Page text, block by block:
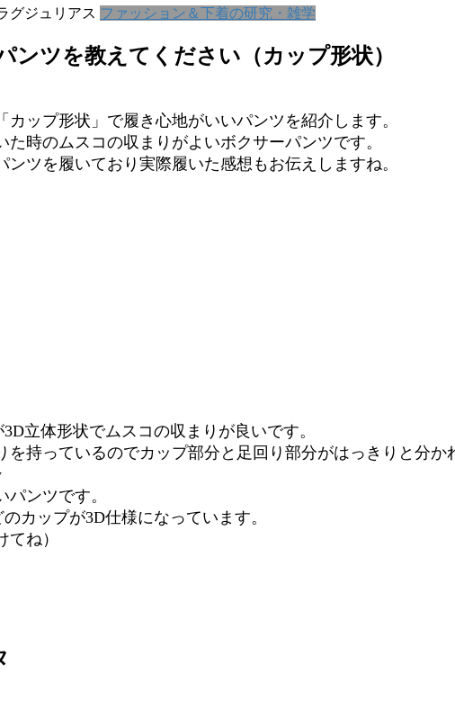
グジュリアス ファッション＆下着の研究・雑学
ンツを教えてください（カップ形状）
ップ形状」で履き心地がいいパンツを紹介します。
時のムスコの収まりがよいボクサーパンツです。
ツを履いており実際履いた感想もお伝えしますね。
立体形状でムスコの収まりが良いです。
を持っているのでカップ部分と足回り部分がはっきりと分
ンツです。
カップが3D仕様になっています。
ね）